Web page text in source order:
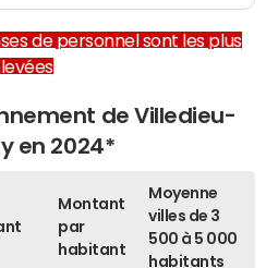
de personnel sont les plus
de Villedieu-
en 2024*
Montant
par
habitant
Moyenne
villes de 3
500 à 5 000
habitants